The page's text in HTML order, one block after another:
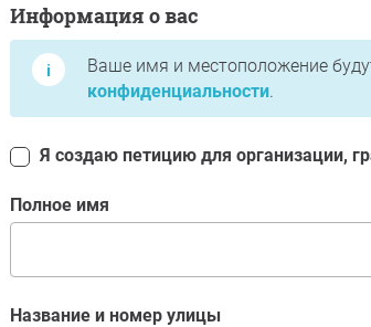
Информация о вас
Ваше имя и местоположение
конфиденциальности.
Я создаю петицию для организации,
Полное имя
Название и номер улицы